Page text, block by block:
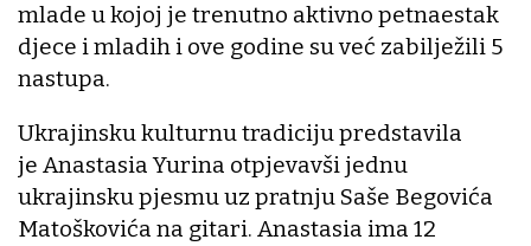
mlade u kojoj je trenutno aktivno petnaestak
djece i mladih i ove godine su već zabilježili 5
nastupa.
Ukrajinsku kulturnu tradiciju predstavila
je Anastasia Yurina otpjevavši jednu
ukrajinsku pjesmu uz pratnju Saše Begovića
Matoškovića na gitari. Anastasia ima 12